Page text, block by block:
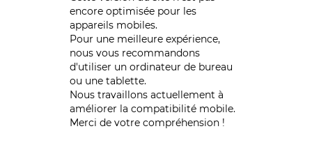
encore optimisée pour les
appareils mobiles.
Pour une meilleure expérience,
nous vous recommandons
d'utiliser un ordinateur de bureau
ou une tablette.
Nous travaillons actuellement à
améliorer la compatibilité mobile.
Merci de votre compréhension !